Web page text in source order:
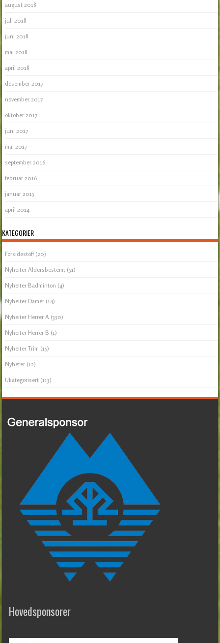
august 2018
juli 2018
juni 2018
mai 2018
april 2018
desember 2017
november 2017
oktober 2017
juni 2017
mai 2017
september 2016
februar 2016
januar 2015
april 2014
KATEGORIER
Forsidestoff(20)
Nyheiter Aldersbestemt (51)
Nyheiter Badminton (4)
Nyheiter Damer (14)
Nyheiter Herrer A (350)
Nyheiter Herrer B (1)
Nyheiter Trim (15)
Nyheter (12)
Ukategorisert (113)
Hovedsponsorer